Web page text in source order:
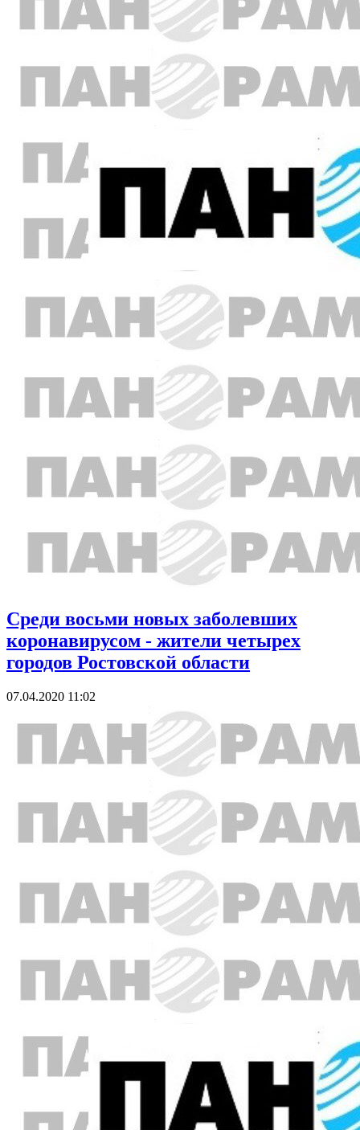
Среди восьми новых заболевших
коронавирусом - жители четырех
городов Ростовской области
07.04.2020 11:02